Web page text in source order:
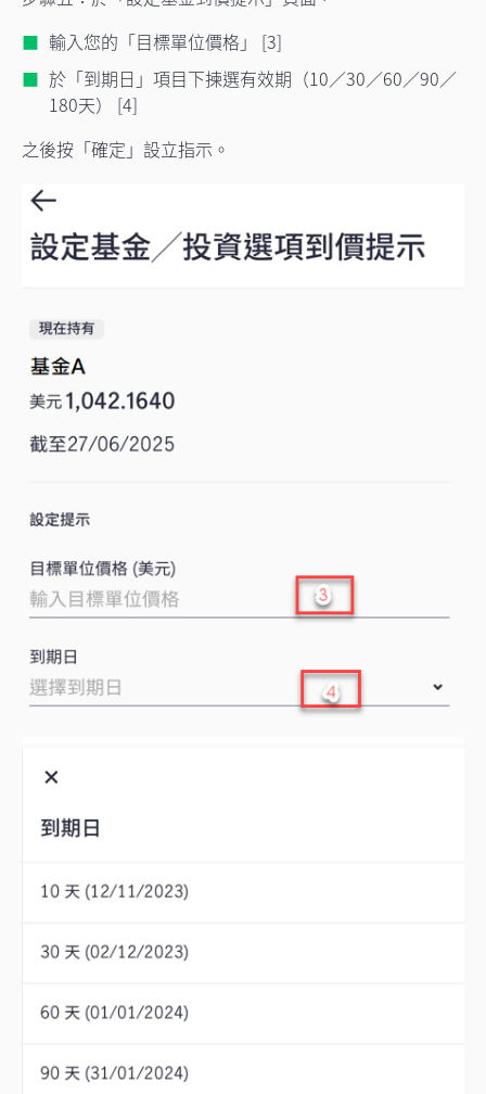
輸入您的「目標單位價格」 [3]
於「到期日」項目下揀選有效期（10／30／60／90／
180天） [4]
之後按「確定」設立指示。